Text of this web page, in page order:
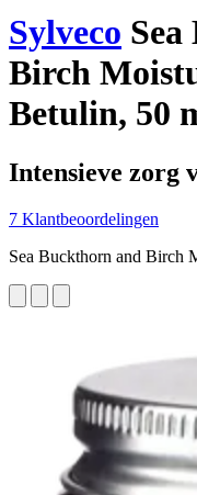
Sylveco
Birch
Betulin, 50
Intensieve zorg
7 Klantbeoordelingen
Sea Buckthorn and Birch